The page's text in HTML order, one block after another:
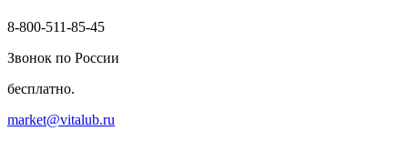
8-800-511-85-45
Звонок по России
бесплатно.
market@vitalub.ru